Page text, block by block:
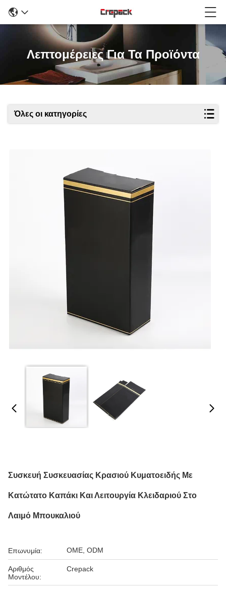
Λεπτομέρειες Για Τα Προϊόντα
Όλες οι κατηγορίες
Συσκευή Συσκευασίας Κρασιού Κυματοειδής Με
Κατώτατο Καπάκι Και Λειτουργία Κλειδαριού Στο
Λαιμό Μπουκαλιού
Επωνυμία: OME, ODM
Αριθμός
Μοντέλου:
Crepack